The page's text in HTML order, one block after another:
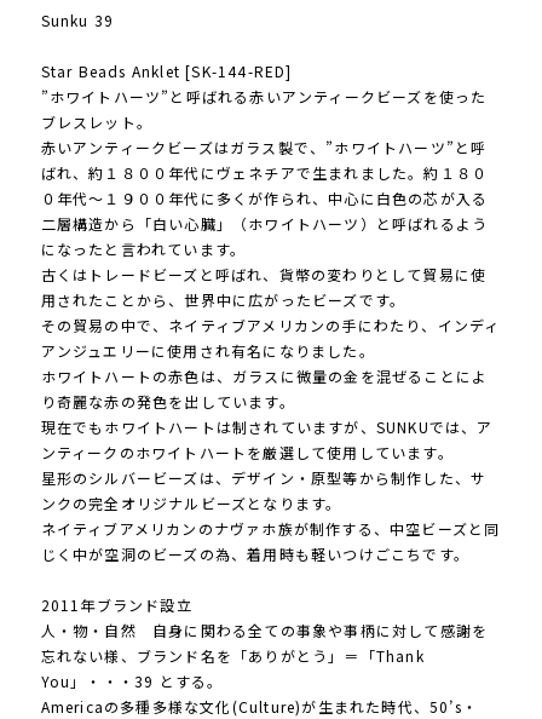
Sunku 39
Star Beads Anklet [SK-144-RED]
”ホワイトハーツ”と呼ばれる赤いアンティークビーズを使った
ブレスレット。
赤いアンティークビーズはガラス製で、”ホワイトハーツ”と呼
ばれ、約１８００年代にヴェネチアで生まれました。約１８０
０年代～１９００年代に多くが作られ、中心に白色の芯が入る
二層構造から「白い心臓」（ホワイトハーツ）と呼ばれるよう
になったと言われています。
古くはトレードビーズと呼ばれ、貨幣の変わりとして貿易に使
用されたことから、世界中に広がったビーズです。
その貿易の中で、ネイティブアメリカンの手にわたり、インディ
アンジュエリーに使用され有名になりました。
ホワイトハートの赤色は、ガラスに微量の金を混ぜることによ
り奇麗な赤の発色を出しています。
現在でもホワイトハートは制されていますが、SUNKUでは、ア
ンティークのホワイトハートを厳選して使用しています。
星形のシルバービーズは、デザイン・原型等から制作した、サ
ンクの完全オリジナルビーズとなります。
ネイティブアメリカンのナヴァホ族が制作する、中空ビーズと同
じく中が空洞のビーズの為、着用時も軽いつけごこちです。
2011年ブランド設立
人・物・自然 自身に関わる全ての事象や事柄に対して感謝を
忘れない様、ブランド名を「ありがとう」＝「Thank
You」・・・39 とする。
Americaの多種多様な文化(Culture)が生まれた時代、50’s・